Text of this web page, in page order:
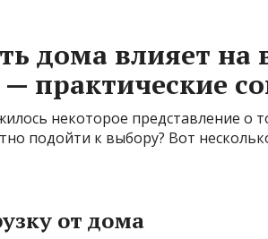
дома влияет на
практические
некоторое представление о
подойти к выбору? Вот
от дома